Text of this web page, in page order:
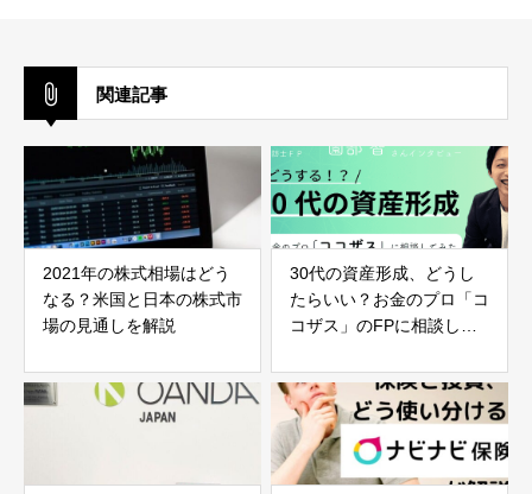
関連記事
2021年の株式相場はどう
なる？米国と日本の株式市
場の見通しを解説
30代の資産形成、どうし
たらいい？お金のプロ「コ
コザス」のFPに相談して